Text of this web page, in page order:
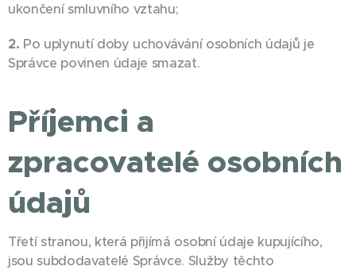
ukončení smluvního vztahu;
2. Po uplynutí doby uchovávání osobních údajů je
Správce povinen údaje smazat.
Příjemci a
zpracovatelé osobních
údajů
Třetí stranou, která přijímá osobní údaje kupujícího,
jsou subdodavatelé Správce. Služby těchto